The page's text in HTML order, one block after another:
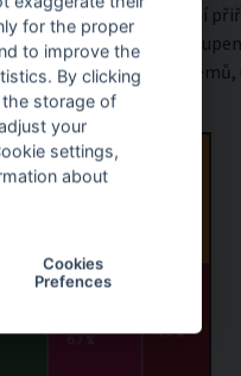
její činnosti a zaměření
Nejvíce je
for the proper
to improve the
By clicking
storage of
your
settings,
about
Cookies
Prefences